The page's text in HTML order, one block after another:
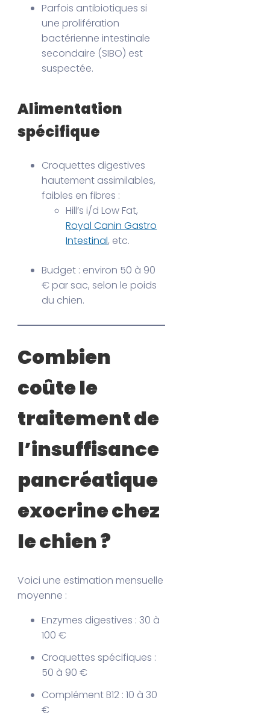
Parfois antibiotiques si
une prolifération
bactérienne intestinale
secondaire (SIBO) est
suspectée.
Alimentation
spécifique
Croquettes digestives
hautement assimilables,
faibles en fibres :
Hill’s i/d Low Fat,
Royal Canin Gastro
Intestinal, etc.
Budget : environ 50 à 90
€ par sac, selon le poids
du chien.
Combien
coûte le
traitement de
l’insuffisance
pancréatique
exocrine chez
le chien ?
Voici une estimation mensuelle
moyenne :
Enzymes digestives : 30 à
100 €
Croquettes spécifiques :
50 à 90 €
Complément B12 : 10 à 30
€